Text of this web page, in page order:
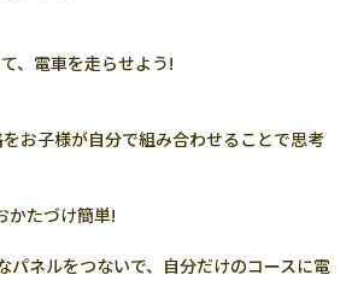
、電車を走らせよう!
お子様が自分で組み合わせることで思考
かたづけ簡単!
パネルをつないで、自分だけのコースに電